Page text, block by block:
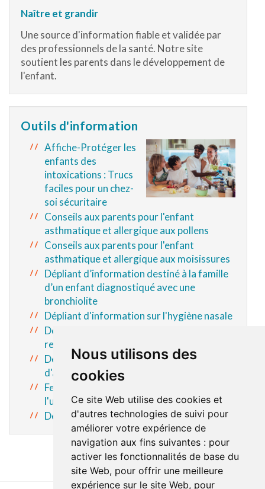
Nous utilisons des
cookies
Ce site Web utilise des cookies et
d'autres technologies de suivi pour
améliorer votre expérience de
navigation aux fins suivantes : pour
activer les fonctionnalités de base du
site Web, pour offrir une meilleure
expérience sur le site Web, pour
Naître et grandir
Une source d'information fiable et validée par
des professionnels de la santé. Notre site
soutient les parents dans le développement de
l'enfant.
Outils d'information
Affiche-Protéger les
enfants des
intoxications : Trucs
faciles pour un chez-
soi sécuritaire
Conseils aux parents pour l'enfant
asthmatique et allergique aux pollens
Conseils aux parents pour l'enfant
asthmatique et allergique aux moisissures
Dépliant d’information destiné à la famille
d’un enfant diagnostiqué avec une
bronchiolite
Dépliant d'information sur l'hygiène nasale
Dépliant d'information sur le virus
respiratoire syncytial (VRS)
Dépliant d'information sur la crise
d'asthme
Feuillet d'information « Quand consulter à
l'urgence ? »
Dépliant pour la prévention des chutes